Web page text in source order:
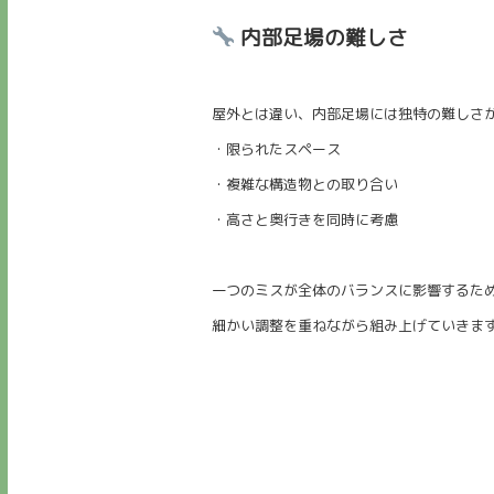
内部足場の難しさ
屋外とは違い、内部足場には独特の難しさ
・限られたスペース
・複雑な構造物との取り合い
・高さと奥行きを同時に考慮
一つのミスが全体のバランスに影響するため
細かい調整を重ねながら組み上げていきます